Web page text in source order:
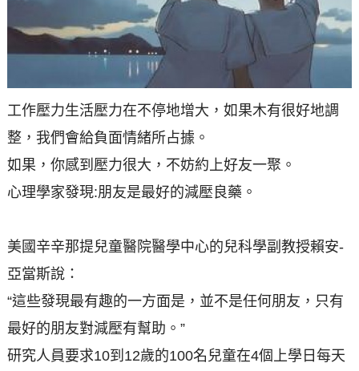
工作壓力生活壓力在不停地增大，如果木有很好地調
整，我們會給負面情緒所占據。
如果，你感到壓力很大，不妨約上好友一聚。
心理學家發現:朋友是最好的減壓良藥。
美國辛辛那提兒童醫院醫學中心的兒科學副教授賴安-
亞當斯說：
“這些發現最有趣的一方面是，並不是任何朋友，只有
最好的朋友對減壓有幫助。”
研究人員要求10到12歲的100名兒童在4個上學日每天